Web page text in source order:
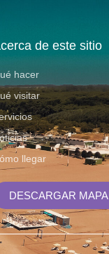
de este sitio
hacer
visitar
llegar
DESCARGAR MAPA